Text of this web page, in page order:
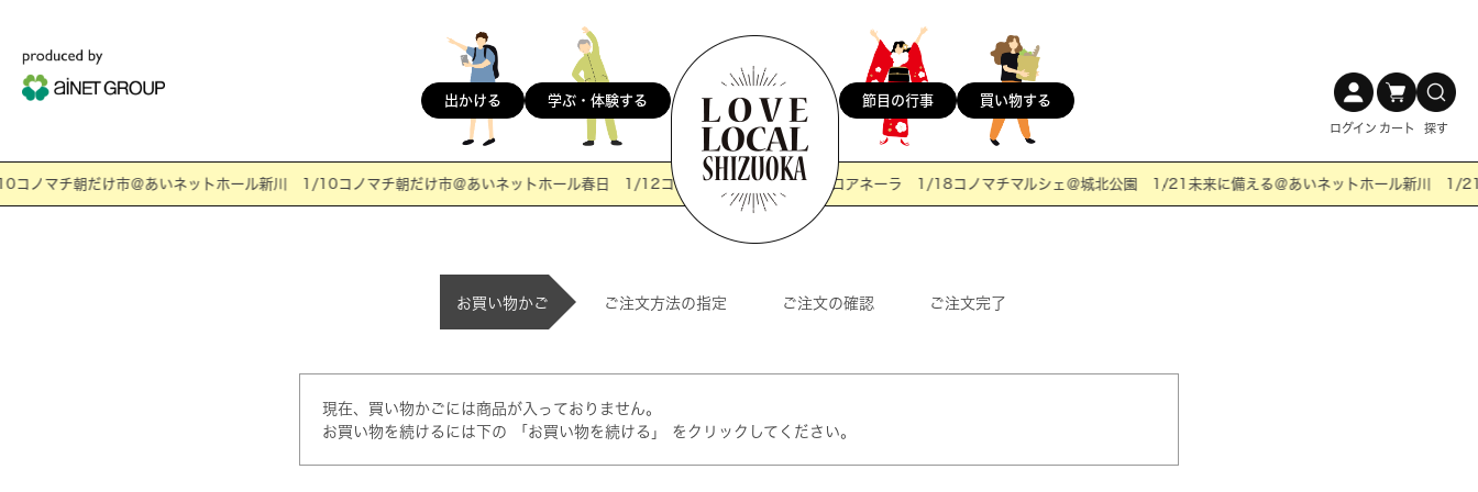
出かける 学ぶ・体験する 節目の行事 買い物する
ログイン カート 探す
マチ朝だけ市＠あいネットホール新川 1/10コノマチ朝だけ市＠あいネットホール春日 1/12コノマチレストラン＠マウロアネーラ 1/18コノマチマルシェ＠城北公園 1/21未来に備える＠あいネットホール新川 1/21
お買い物かご ご注文方法の指定 ご注文の確認 ご注文完了
現在、買い物かごには商品が入っておりません。
お買い物を続けるには下の 「お買い物を続ける」 をクリックしてください。